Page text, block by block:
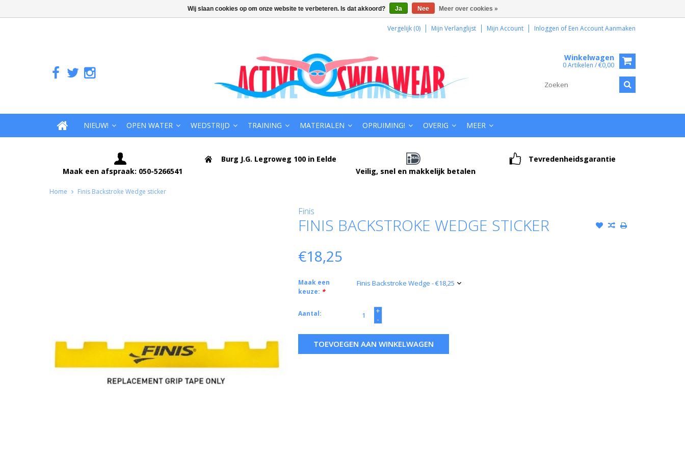
Vergelijk (0) Mijn Verlanglijst Mijn Account Inloggen of Een Account Aanmaken
Winkelwagen
0 Artikelen / €0,00
NIEUW! OPEN WATER WEDSTRIJD TRAINING MATERIALEN OPRUIMING! OVERIG MEER
Maak een afspraak: 050-5266541
Burg J.G. Legroweg 100 in Eelde
Veilig, snel en makkelijk betalen
Tevredenheidsgarantie
Home Finis Backstroke Wedge sticker
Finis
FINIS BACKSTROKE WEDGE STICKER
€18,25
Maak een
keuze: *
Aantal:
+
-
TOEVOEGEN AAN WINKELWAGEN
Wij slaan cookies op om onze website te verbeteren. Is dat akkoord? Ja Nee Meer over cookies »